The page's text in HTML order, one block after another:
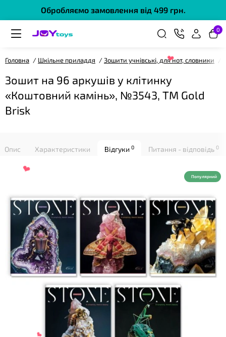
Обробляємо замовлення від 499 грн.
0
Головна Шкільне приладдя Зошити учнівські, для нот, словники
Зошит на 96 аркушів у клітинку
«Коштовний камінь», №3543, ТМ Gold
Brisk
Опис Характеристики Відгуки 0 Питання - відповідь 0
Популярний
❤
❤